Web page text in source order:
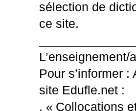
sélection de
ce site.
Pour s’informer
site Edufle.net :
. « Collocations